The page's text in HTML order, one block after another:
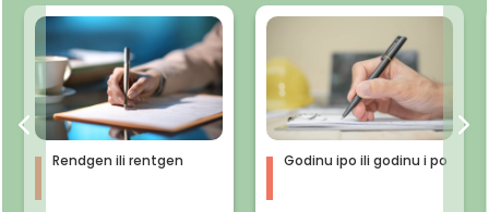
Rendgen ili rentgen Godinu ipo ili godinu i po